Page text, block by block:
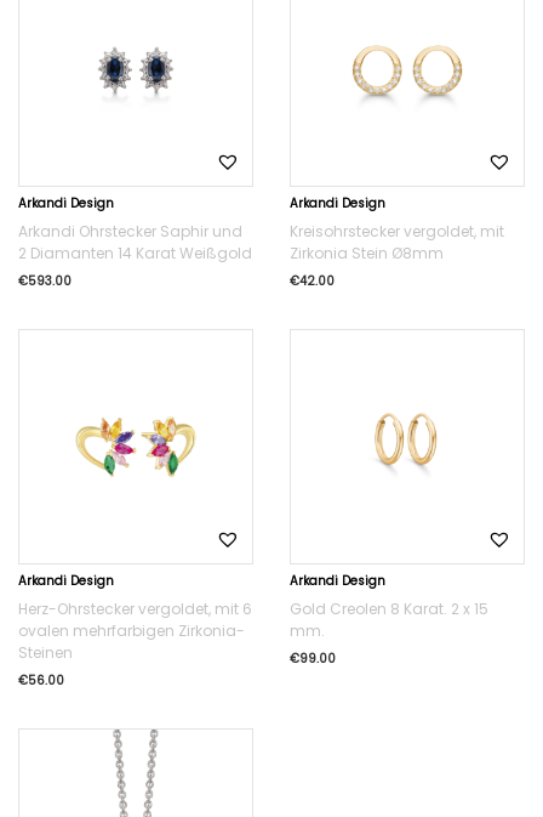
Arkandi Design
Arkandi Ohrstecker Saphir und
2 Diamanten 14 Karat Weißgold
€593.00
Arkandi Design
Kreisohrstecker vergoldet, mit
Zirkonia Stein Ø8mm
€42.00
Arkandi Design
Herz-Ohrstecker vergoldet, mit 6
ovalen mehrfarbigen Zirkonia-
Steinen
€56.00
Arkandi Design
Gold Creolen 8 Karat. 2 x 15
mm.
€99.00